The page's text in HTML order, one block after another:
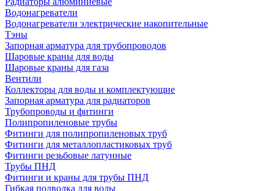
Водонагреватели
Водонагреватели электрические накопительные
Тэны
Запорная арматура для трубопроводов
Шаровые краны для воды
Шаровые краны для газа
Вентили
Коллекторы для воды и комплектующие
Запорная арматура для радиаторов
Трубопроводы и фитинги
Полипропиленовые трубы
Фитинги для полипропиленовых труб
Фитинги для металлопластиковых труб
Фитинги резьбовые латунные
Трубы ПНД
Фитинги и краны для трубы ПНД
Гибкая подводка для воды